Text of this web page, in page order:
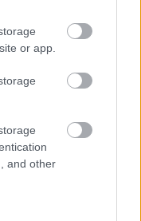
or app.
and other
Parlak
, Gaziantep
iyi değerlendirerek
gole en yakın
aksine bu maçta
oynayacağı için gol